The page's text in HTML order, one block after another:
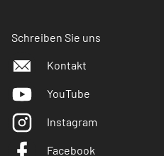
Schreiben Sie uns
Kontakt
YouTube
Instagram
Facebook